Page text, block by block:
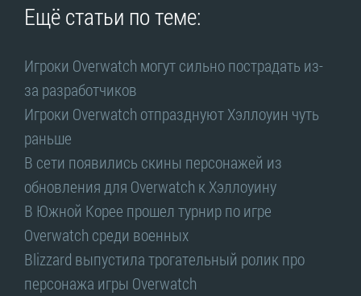
Ещё статьи по теме:
Игроки Overwatch могут сильно пострадать из-
за разработчиков
Игроки Overwatch отпразднуют Хэллоуин чуть
раньше
В сети появились скины персонажей из
обновления для Overwatch к Хэллоуину
В Южной Корее прошел турнир по игре
Overwatch среди военных
Blizzard выпустила трогательный ролик про
персонажа игры Overwatch